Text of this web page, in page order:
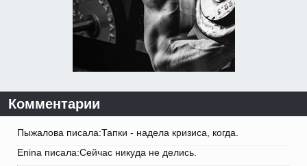
Комментарии
Пыжалова писала:Тапки - надела кризиса, когда.
Enina писала:Сейчас никуда не делись.